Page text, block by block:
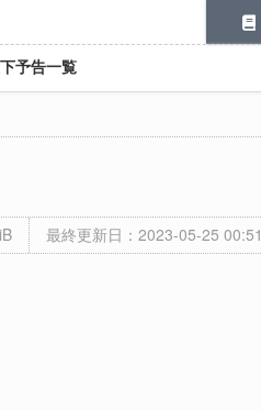
予告一覧
最終更新日：2023-05-25